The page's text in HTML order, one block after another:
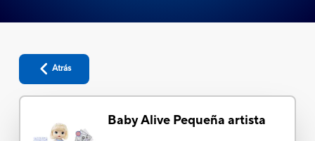
Atrás
Baby Alive Pequeña artista